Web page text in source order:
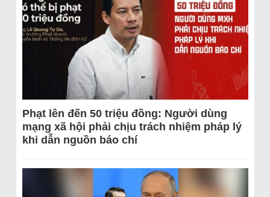
Phạt lên đến 50 triệu đồng: Người dùng
mạng xã hội phải chịu trách nhiệm pháp lý
khi dẫn nguồn báo chí